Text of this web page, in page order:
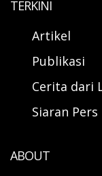
TERKINI
Artikel
Publikasi
Cerita dari
Siaran Pers
ABOUT